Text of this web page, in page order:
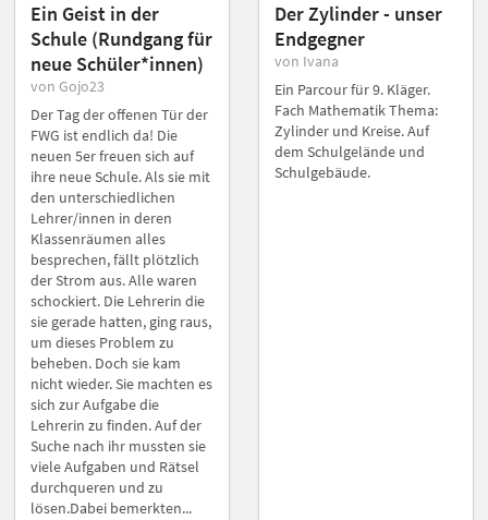
Ein Geist in der
Schule (Rundgang für
neue Schüler*innen)
von Gojo23
Der Tag der offenen Tür der
FWG ist endlich da! Die
neuen 5er freuen sich auf
ihre neue Schule. Als sie mit
den unterschiedlichen
Lehrer/innen in deren
Klassenräumen alles
besprechen, fällt plötzlich
der Strom aus. Alle waren
schockiert. Die Lehrerin die
sie gerade hatten, ging raus,
um dieses Problem zu
beheben. Doch sie kam
nicht wieder. Sie machten es
sich zur Aufgabe die
Lehrerin zu finden. Auf der
Suche nach ihr mussten sie
viele Aufgaben und Rätsel
durchqueren und zu
lösen.Dabei bemerkten...
Der Zylinder - unser
Endgegner
von Ivana
Ein Parcour für 9. Kläger.
Fach Mathematik Thema:
Zylinder und Kreise. Auf
dem Schulgelände und
Schulgebäude.